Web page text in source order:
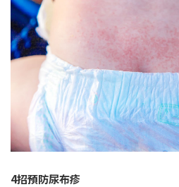
4招預防尿布疹